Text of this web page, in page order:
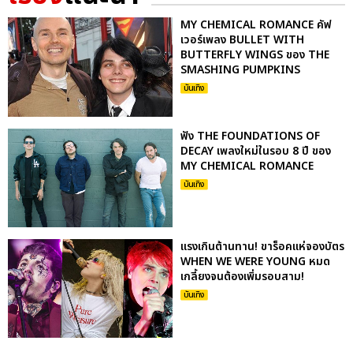
MY CHEMICAL ROMANCE คัฟ
เวอร์เพลง BULLET WITH
BUTTERFLY WINGS ของ THE
SMASHING PUMPKINS
บันเทิง
ฟัง THE FOUNDATIONS OF
DECAY เพลงใหม่ในรอบ 8 ปี ของ
MY CHEMICAL ROMANCE
บันเทิง
แรงเกินต้านทาน! ขาร็อคแห่จองบัตร
WHEN WE WERE YOUNG หมด
เกลี้ยงจนต้องเพิ่มรอบสาม!
บันเทิง